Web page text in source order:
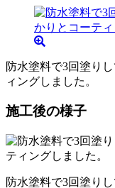
防水塗料で3回塗り
ィングしました。
施工後の様子
防水塗料で3回塗り